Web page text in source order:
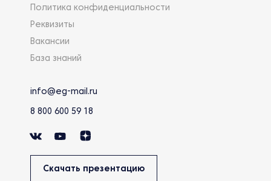
Политика конфиденциальности
Реквизиты
Вакансии
База знаний
info@eg-mail.ru
8 800 600 59 18
Скачать презентацию